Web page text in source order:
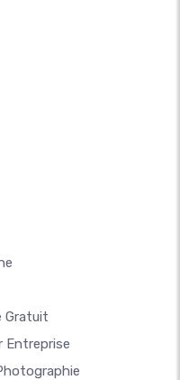
Gratuit
Entreprise